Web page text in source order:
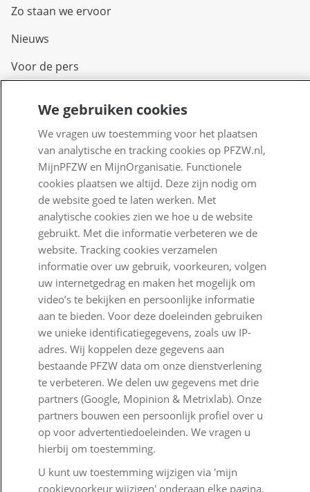
Zo staan we ervoor
Nieuws
Voor de pers
Werken bij PFZW
Responsible disclosure
Digitale toegankelijkheid
Goed Bezig
Klantenservice
Contact
Veelgestelde vragen
Klachtenregeling
Nieuwsbrief
Digitale post
Formulieren
Disclaimer en copyright
Privacy en cookies
We gebruiken cookies
We vragen uw toestemming voor het plaatsen
van analytische en tracking cookies op PFZW.nl,
MijnPFZW en MijnOrganisatie. Functionele
cookies plaatsen we altijd. Deze zijn nodig om
de website goed te laten werken. Met
analytische cookies zien we hoe u de website
gebruikt. Met die informatie verbeteren we de
website. Tracking cookies verzamelen
informatie over uw gebruik, voorkeuren, volgen
uw internetgedrag en maken het mogelijk om
video’s te bekijken en persoonlijke informatie
aan te bieden. Voor deze doeleinden gebruiken
we unieke identificatiegegevens, zoals uw IP-
adres. Wij koppelen deze gegevens aan
bestaande PFZW data om onze dienstverlening
te verbeteren. We delen uw gegevens met drie
partners (Google, Mopinion & Metrixlab). Onze
partners bouwen een persoonlijk profiel over u
op voor advertentiedoeleinden. We vragen u
hierbij om toestemming.
U kunt uw toestemming wijzigen via 'mijn
cookievoorkeur wijzigen' onderaan elke pagina.